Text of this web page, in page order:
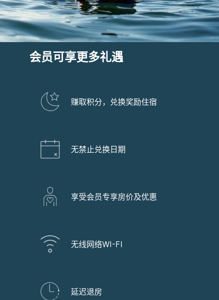
会员可享更多礼遇
赚取积分，兑换奖励住宿
无禁止兑换日期
享受会员专享房价及优惠
无线网络WI-FI
延迟退房